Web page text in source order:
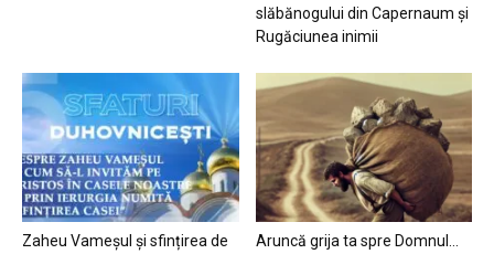
slăbănogului din Capernaum și
Rugăciunea inimii
Zaheu Vameșul și sfințirea de
Aruncă grija ta spre Domnul…